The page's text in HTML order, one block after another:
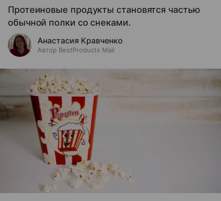
Протеиновые продукты становятся частью
обычной полки со снеками.
Анастасия Кравченко
Автор BestProducts Mail